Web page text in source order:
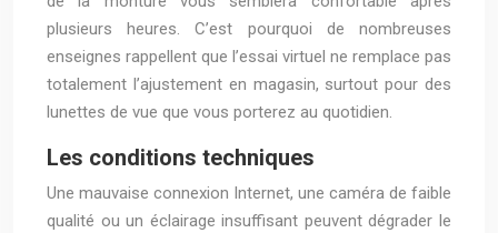
plusieurs heures. C’est pourquoi de nombreuses
enseignes rappellent que l’essai virtuel ne remplace pas
totalement l’ajustement en magasin, surtout pour des
lunettes de vue que vous porterez au quotidien.
Les conditions techniques
Une mauvaise connexion Internet, une caméra de faible
qualité ou un éclairage insuffisant peuvent dégrader le